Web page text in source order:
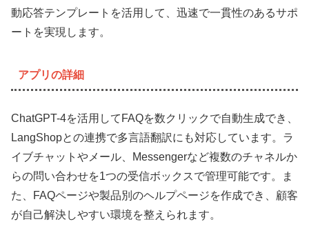
動応答テンプレートを活用して、迅速で一貫性のあるサポ
ートを実現します。
アプリの詳細
ChatGPT-4を活用してFAQを数クリックで自動生成でき、
LangShopとの連携で多言語翻訳にも対応しています。ラ
イブチャットやメール、Messengerなど複数のチャネルか
らの問い合わせを1つの受信ボックスで管理可能です。ま
た、FAQページや製品別のヘルプページを作成でき、顧客
が自己解決しやすい環境を整えられます。